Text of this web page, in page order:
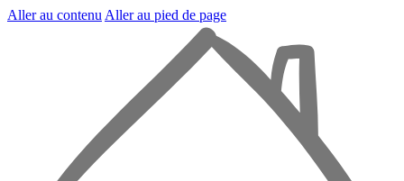
Aller au contenu Aller au pied de page